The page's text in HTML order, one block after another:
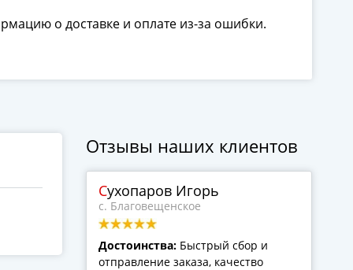
о доставке и оплате из-за ошибки.
Отзывы наших клиентов
Сухопаров Игорь
с. Благовещенское
Достоинства: Быстрый сбор и
отправление заказа, качество